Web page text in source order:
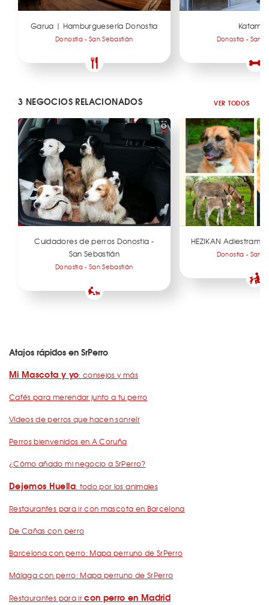
Garua | Hamburguesería Donostia
Donostia - San Sebastián Donostia - San
3 NEGOCIOS RELACIONADOS VER TODOS
Cuidadores de perros Donostia -
San Sebastián
Donostia - San Sebastián
HEZIKAN
Donostia - San
Atajos rápidos en SrPerro
Mi Mascota y yo: consejos y más
Cafés para merendar junto a tu perro
Vídeos de perros que hacen sonreír
Perros bienvenidos en A Coruña
¿Cómo añado mi negocio a SrPerro?
Dejemos Huella: todo por los animales
Restaurantes para ir con mascota en Barcelona
De Cañas con perro
Barcelona con perro: Mapa perruno de SrPerro
Málaga con perro: Mapa perruno de SrPerro
Restaurantes para ircon perro en Madrid